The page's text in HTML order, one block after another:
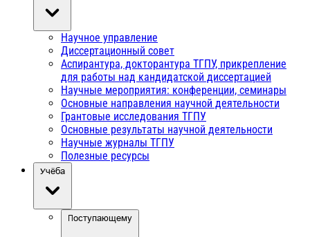
Научное управление
Диссертационный совет
Аспирантура, докторантура ТГПУ, прикрепление
для работы над кандидатской диссертацией
Научные мероприятия: конференции, семинары
Основные направления научной деятельности
Грантовые исследования ТГПУ
Основные результаты научной деятельности
Научные журналы ТГПУ
Полезные ресурсы
Учёба
Поступающему